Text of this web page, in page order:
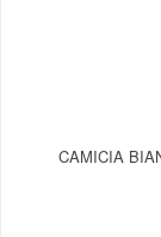
CAMICIA